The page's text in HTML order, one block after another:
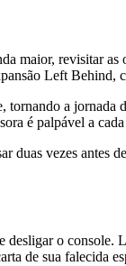
maior, revisitar as
Left Behind,
tornando a jornada
é palpável a cada
duas vezes
o console.
de sua falecida